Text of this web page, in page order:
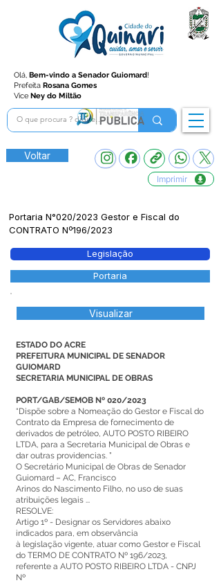
Olá, Bem-vindo a Senador Guiomard!
Prefeita Rosana Gomes
Vice Ney do Miltão
Voltar
Imprimir
Portaria N°020/2023 Gestor e Fiscal do
CONTRATO Nº196/2023
Legislação
Portaria
Visualizar
ESTADO DO ACRE
PREFEITURA MUNICIPAL DE SENADOR
GUIOMARD
SECRETARIA MUNICIPAL DE OBRAS
PORT/GAB/SEMOB Nº 020/2023
“Dispõe sobre a Nomeação do Gestor e Fiscal do
Contrato da Empresa de fornecimento de
derivados de petróleo, AUTO POSTO RIBEIRO
LTDA, para a Secretaria Municipal de Obras e
dar outras providencias. ”
O Secretário Municipal de Obras de Senador
Guiomard – AC, Francisco
Arinos do Nascimento Filho, no uso de suas
atribuições legais ...
RESOLVE:
Artigo 1º - Designar os Servidores abaixo
indicados para, em observância
à legislação vigente, atuar como Gestor e Fiscal
do TERMO DE CONTRATO Nº 196/2023,
referente a AUTO POSTO RIBEIRO LTDA - CNPJ
Nº